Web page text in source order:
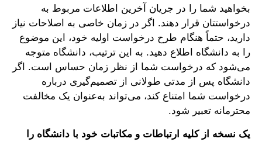
بخواهید شما را در جریان آخرین اطلاعات مربوط به
درخواستتان قرار دهند. اگر در زمان خاصی به اصلاحات نیاز
دارید، حتماً هنگام طرح درخواست اولیه خود، این موضوع
را به دانشگاه اطلاع دهید. به این ترتیب، دانشگاه متوجه
می‌شود که درخواست شما از نظر زمان حساس است. اگر
دانشگاه پس از مدتی طولانی از تصمیم‌گیری درباره
درخواست شما امتناع کند، می‌تواند به‌عنوان یک مخالفت
محترمانه تعبیر شود.
یک نسخه از کلیه ارتباطات و مکاتبات خود با دانشگاه را